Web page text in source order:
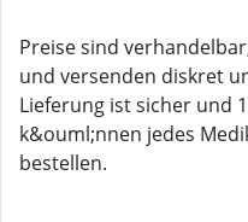
Preise sind
und versenden diskret
Lieferung ist sicher und
k&ouml;nnen jedes
bestellen.